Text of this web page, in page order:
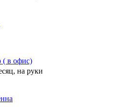
в офис)
на руки